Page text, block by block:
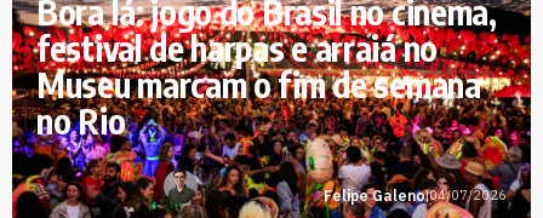
Bora lá: jogo do Brasil no cinema,
festival de harpas e arraiá no
Museu marcam o fim de semana
no Rio
Felipe Galeno|04/07/2026